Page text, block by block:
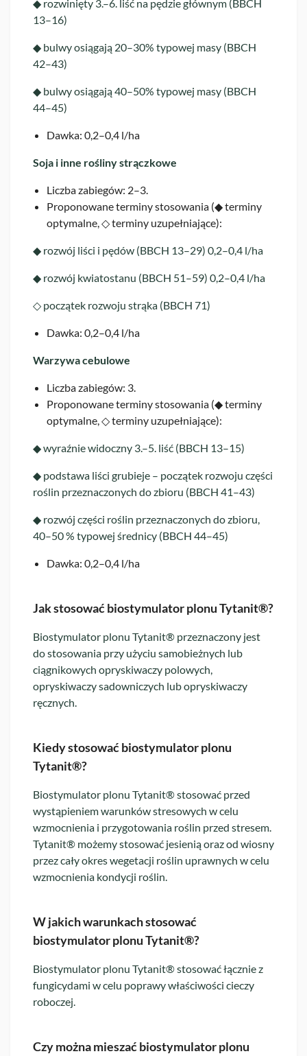
◆ rozwinięty 3.–6. liść na pędzie głównym (BBCH
13–16)
◆ bulwy osiągają 20–30% typowej masy (BBCH
42–43)
◆ bulwy osiągają 40–50% typowej masy (BBCH
44–45)
Dawka: 0,2–0,4 l/ha
Soja i inne rośliny strączkowe
Liczba zabiegów: 2–3.
Proponowane terminy stosowania (◆ terminy
optymalne, ◇ terminy uzupełniające):
◆ rozwój liści i pędów (BBCH 13–29) 0,2–0,4 l/ha
◆ rozwój kwiatostanu (BBCH 51–59) 0,2–0,4 l/ha
◇ początek rozwoju strąka (BBCH 71)
Dawka: 0,2–0,4 l/ha
Warzywa cebulowe
Liczba zabiegów: 3.
Proponowane terminy stosowania (◆ terminy
optymalne, ◇ terminy uzupełniające):
◆ wyraźnie widoczny 3.–5. liść (BBCH 13–15)
◆ podstawa liści grubieje – początek rozwoju części
roślin przeznaczonych do zbioru (BBCH 41–43)
◆ rozwój części roślin przeznaczonych do zbioru,
40–50 % typowej średnicy (BBCH 44–45)
Dawka: 0,2–0,4 l/ha
Jak stosować biostymulator plonu Tytanit®?
Biostymulator plonu Tytanit® przeznaczony jest
do stosowania przy użyciu samobieżnych lub
ciągnikowych opryskiwaczy polowych,
opryskiwaczy sadowniczych lub opryskiwaczy
ręcznych.
Kiedy stosować biostymulator plonu
Tytanit®?
Biostymulator plonu Tytanit® stosować przed
wystąpieniem warunków stresowych w celu
wzmocnienia i przygotowania roślin przed stresem.
Tytanit® możemy stosować jesienią oraz od wiosny
przez cały okres wegetacji roślin uprawnych w celu
wzmocnienia kondycji roślin.
W jakich warunkach stosować
biostymulator plonu Tytanit®?
Biostymulator plonu Tytanit® stosować łącznie z
fungicydami w celu poprawy właściwości cieczy
roboczej.
Czy można mieszać biostymulator plonu